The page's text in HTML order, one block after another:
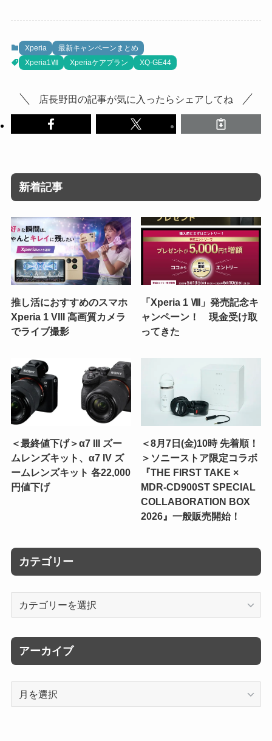
Xperia
最新キャンペーンまとめ
Xperia1Ⅷ
Xperiaケアプラン XQ-GE44
店長野田の記事が気に入ったらシェアしてね
新着記事
推し活におすすめのスマホ
Xperia 1 VIII 高画質カメラ
でライブ撮影
「Xperia 1 Ⅷ」発売記念キ
ャンペーン！ 現金受け取
ってきた
＜最終値下げ＞α7 III ズー
ムレンズキット、α7 IV ズ
ームレンズキット 各22,000
円値下げ
＜8月7日(金)10時 先着順！
＞ソニーストア限定コラボ
『THE FIRST TAKE ×
MDR-CD900ST SPECIAL
COLLABORATION BOX
2026』一般販売開始！
カテゴリー
リ
ー
アーカイブ